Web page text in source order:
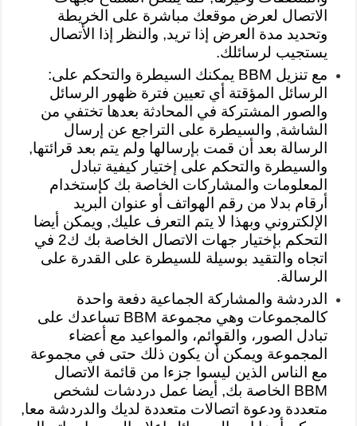
الاتصال لعرض موقعك مباشرة على الخريطة
وتحديد مدة العرض إذا تريد, والنظر إذا الأتصال
يستجيب لرسائلك.
مع تنزيل BBM يمكنك السيطرة والتحكم على:
الرسائل المؤقتة أي تعيين فترة ظهور الرسائل
والصور المشتركة في المحادثة بعدها تختفي من
الشاشة, والسيطرة على التراجع عن إرسال
الرسالة بعد أن قمت بإرسالها ولم يتم بعد قرائتها,
والسيطرة والتحكم على إختيار كيفية تبادل
المعلومات والمشاركات الخاصة بك كإستخدام
أرقام بدلا من رقم الهواتف أو عنوان البريد
الإلكتروني وبهذا لا يتم التعرف عليك, ويمكن أيضا
التحكم بإختيار جهات الاتصال الخاصة بك ك2 في
اتجاه والتقيد بوسيلة للسيطرة على القدرة على
الرسالة.
الدردشة والمشاركة الجماعية دفعة واحدة
كالمجموعات وهي مجموعة BBM تساعدك على
تبادل الصور، والقوائم، والمواعيد مع أعضاء
المجموعة ويمكن أن يكون ذلك حتى في مجموعة
مع الناس الذين ليسوا جزءا من قائمة الاتصال
BBM الخاصة بك, أيضا عمل دردشات لشخص
متعددة ودعوة اتصالات متعددة لديك والدردشة معا,